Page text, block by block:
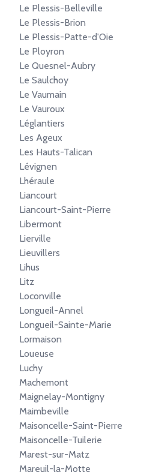
Le Plessis-Belleville
Le Plessis-Brion
Le Plessis-Patte-d'Oie
Le Ployron
Le Quesnel-Aubry
Le Saulchoy
Le Vaumain
Le Vauroux
Léglantiers
Les Ageux
Les Hauts-Talican
Lévignen
Lhéraule
Liancourt
Liancourt-Saint-Pierre
Libermont
Lierville
Lieuvillers
Lihus
Litz
Loconville
Longueil-Annel
Longueil-Sainte-Marie
Lormaison
Loueuse
Luchy
Machemont
Maignelay-Montigny
Maimbeville
Maisoncelle-Saint-Pierre
Maisoncelle-Tuilerie
Marest-sur-Matz
Mareuil-la-Motte